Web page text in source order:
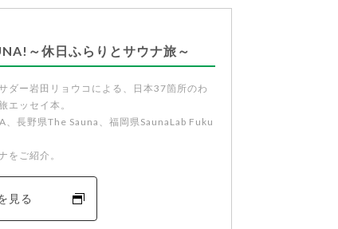
～休日ふらりとサウナ旅～
ダー岩田リョウコによる、日本37箇所のわ
エッセイ本。
、長野県The Sauna、福岡県SaunaLab Fuku
をご紹介。
見る